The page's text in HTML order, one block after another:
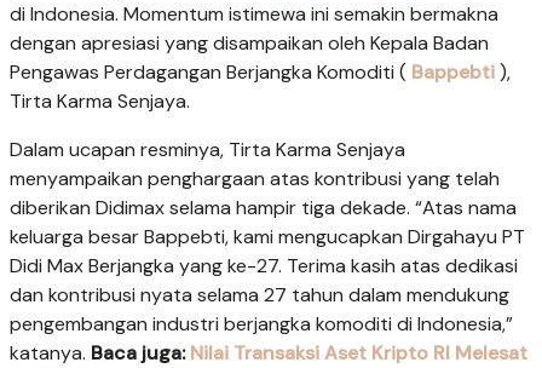
di Indonesia. Momentum istimewa ini semakin bermakna
dengan apresiasi yang disampaikan oleh Kepala Badan
Pengawas Perdagangan Berjangka Komoditi ( Bappebti),
Tirta Karma Senjaya.
Dalam ucapan resminya, Tirta Karma Senjaya
menyampaikan penghargaan atas kontribusi yang telah
diberikan Didimax selama hampir tiga dekade. “Atas nama
keluarga besar Bappebti, kami mengucapkan Dirgahayu PT
Didi Max Berjangka yang ke-27. Terima kasih atas dedikasi
dan kontribusi nyata selama 27 tahun dalam mendukung
pengembangan industri berjangka komoditi di Indonesia,”
katanya. Baca juga: Nilai Transaksi Aset Kripto RI Melesat